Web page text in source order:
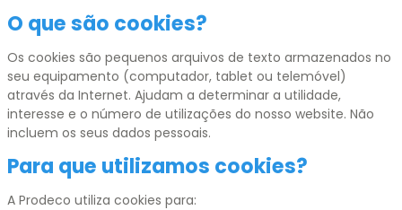
O que são cookies?
Os cookies são pequenos arquivos de texto armazenados no
seu equipamento (computador, tablet ou telemóvel)
através da Internet. Ajudam a determinar a utilidade,
interesse e o número de utilizações do nosso website. Não
incluem os seus dados pessoais.
Para que utilizamos cookies?
A Prodeco utiliza cookies para: